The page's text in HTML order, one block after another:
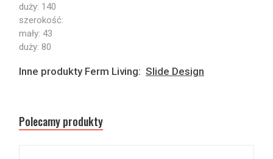
duży: 140
szerokość:
mały: 43
duży: 80
Inne produkty Ferm Living: Slide Design
Polecamy produkty